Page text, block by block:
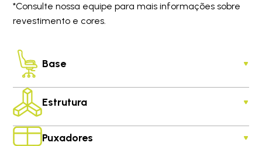
*Consulte nossa equipe para mais informações sobre
revestimento e cores.
Base
Estrutura
Puxadores